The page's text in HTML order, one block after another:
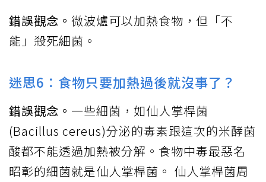
錯誤觀念。 微波爐可以加熱食物，但「不
能」殺死細菌。
迷思6：食物只要加熱過後就沒事了？
錯誤觀念。 一些細菌，如仙人掌桿菌
(Bacillus cereus)分泌的毒素跟這次的米酵菌
酸都不能透過加熱被分解。食物中毒最惡名
昭彰的細菌就是仙人掌桿菌。 仙人掌桿菌周